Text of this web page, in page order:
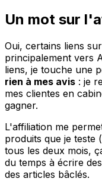
Un mot sur
Oui, certains liens
principalement vers
liens, je touche une
rien à mes avis : je
mes clientes en
gagner.
L'affiliation me
produits que je teste
tous les deux mois,
du temps à écrire
des articles bâclés.